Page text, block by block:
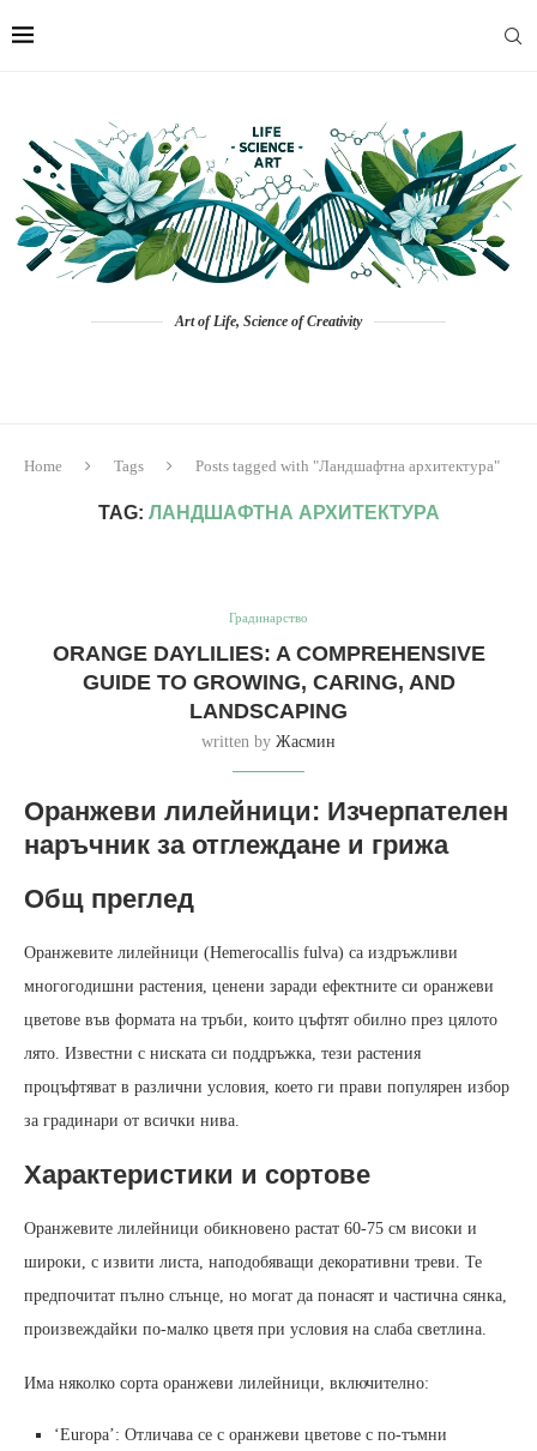
Art of Life, Science of Creativity
Home Tags Posts tagged with "Ландшафтна архитектура"
TAG: ЛАНДШАФТНА АРХИТЕКТУРА
Градинарство
ORANGE DAYLILIES: A COMPREHENSIVE
GUIDE TO GROWING, CARING, AND
LANDSCAPING
written by Жасмин
Оранжеви лилейници: Изчерпателен
наръчник за отглеждане и грижа
Общ преглед
Оранжевите лилейници (Hemerocallis fulva) са издръжливи
многогодишни растения, ценени заради ефектните си оранжеви
цветове във формата на тръби, които цъфтят обилно през цялото
лято. Известни с ниската си поддръжка, тези растения
процъфтяват в различни условия, което ги прави популярен избор
за градинари от всички нива.
Характеристики и сортове
Оранжевите лилейници обикновено растат 60-75 см високи и
широки, с извити листа, наподобяващи декоративни треви. Те
предпочитат пълно слънце, но могат да понасят и частична сянка,
произвеждайки по-малко цветя при условия на слаба светлина.
Има няколко сорта оранжеви лилейници, включително:
‘Europa’: Отличава се с оранжеви цветове с по-тъмни